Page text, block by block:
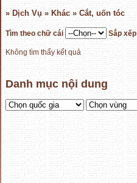
» Dịch Vụ » Khác » Cắt, uốn tóc
Tìm theo chữ cái Sắp xếp
Không tìm thấy kết quả
Danh mục nội dung